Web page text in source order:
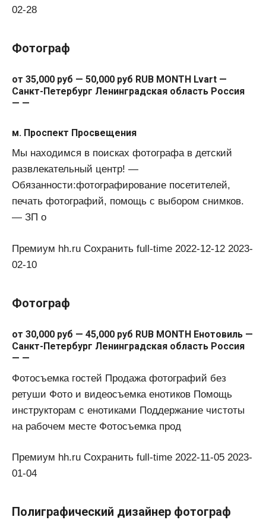
02-28
Фотограф
от 35,000 руб — 50,000 руб RUB MONTH Lvart —
Санкт-Петербург Ленинградская область Россия
— —
м. Проспект Просвещения
Мы находимся в поисках фотографа в детский
развлекательный центр! —
Обязанности:фотографирование посетителей,
печать фотографий, помощь с выбором снимков.
— ЗП о
Премиум hh.ru Сохранить full-time 2022-12-12 2023-
02-10
Фотограф
от 30,000 руб — 45,000 руб RUB MONTH Енотовиль —
Санкт-Петербург Ленинградская область Россия
— —
Фотосъемка гостей Продажа фотографий без
ретуши Фото и видеосъемка енотиков Помощь
инструкторам с енотиками Поддержание чистоты
на рабочем месте Фотосъемка прод
Премиум hh.ru Сохранить full-time 2022-11-05 2023-
01-04
Полиграфический дизайнер фотограф